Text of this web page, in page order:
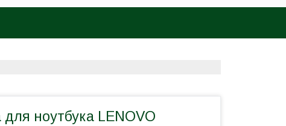
для ноутбука LENOVO